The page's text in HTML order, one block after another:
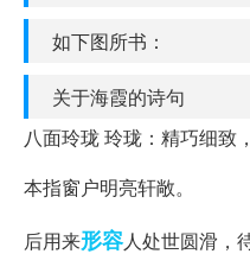
如下图所书：
关于海霞的诗句
八面玲珑 玲珑：精巧细致
本指窗户明亮轩敞。
后用来形容人处世圆滑，